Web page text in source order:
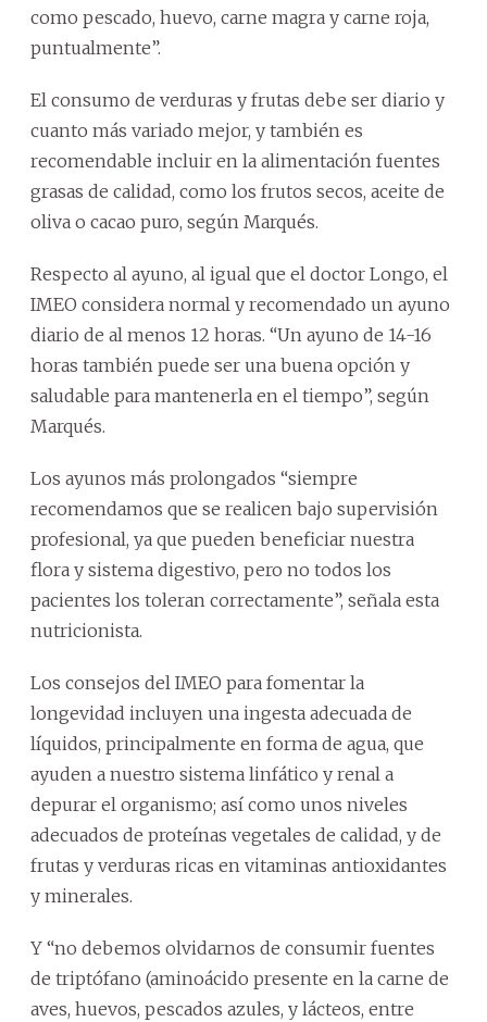
como pescado, huevo, carne magra y carne roja,
puntualmente”.
El consumo de verduras y frutas debe ser diario y
cuanto más variado mejor, y también es
recomendable incluir en la alimentación fuentes
grasas de calidad, como los frutos secos, aceite de
oliva o cacao puro, según Marqués.
Respecto al ayuno, al igual que el doctor Longo, el
IMEO considera normal y recomendado un ayuno
diario de al menos 12 horas. “Un ayuno de 14-16
horas también puede ser una buena opción y
saludable para mantenerla en el tiempo”, según
Marqués.
Los ayunos más prolongados “siempre
recomendamos que se realicen bajo supervisión
profesional, ya que pueden beneficiar nuestra
flora y sistema digestivo, pero no todos los
pacientes los toleran correctamente”, señala esta
nutricionista.
Los consejos del IMEO para fomentar la
longevidad incluyen una ingesta adecuada de
líquidos, principalmente en forma de agua, que
ayuden a nuestro sistema linfático y renal a
depurar el organismo; así como unos niveles
adecuados de proteínas vegetales de calidad, y de
frutas y verduras ricas en vitaminas antioxidantes
y minerales.
Y “no debemos olvidarnos de consumir fuentes
de triptófano (aminoácido presente en la carne de
aves, huevos, pescados azules, y lácteos, entre